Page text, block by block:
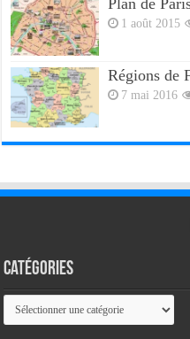
1 août 2015
Régions de
7 mai 2016
Catégories
Catégories